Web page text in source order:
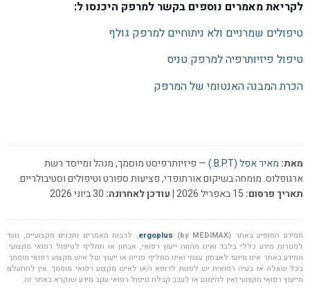
לקריאת מאמרים נוספים בקשר למרפק היכנסו ל:
טיפולים שמרניים ולא ניתוחיים למרפק גולף
טיפול פיזיותרפיה למרפק טניס
הכרת המבנה האנטומי של המרפק
מאת: מאיר אפל (B.P.T.)
— פיזיותרפיסט מוסמך, מנהל ומייסד רשת
ארגופלוס. מומחה בשיקום אורתופדי, פציעות ספורט וטיפולים וסטיבולריים.
תאריך פרסום:
עודכן לאחרונה:
המידע המופיע באתר ergoplus (by MEDIMAX)
, לרבות מאמרים ותכנים מקצועיים, נועד
למטרות מידע כללי בלבד ואינו מהווה ייעוץ רפואי, אבחון או תחליף לטיפול רפואי מקצועי.
המידע באתר אינו מיועד לאבחון עצמי ואינו מחליף פנייה או ייעוץ של איש מקצוע רפואי מוסמך.
בכל שאלה או בעיה רפואית יש לפנות לרופא ו/או לאיש מקצוע רפואי מוסמך. אין להתעלם
מייעוץ רפואי מקצועי ואין להימנע או לעכב קבלת טיפול רפואי עקב מידע שנקרא באתר זה.